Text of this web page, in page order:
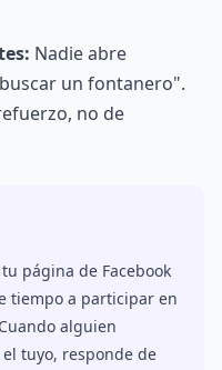
Nadie abre
un fontanero".
no de
página de Facebook
tiempo a participar en
alguien
tuyo, responde de